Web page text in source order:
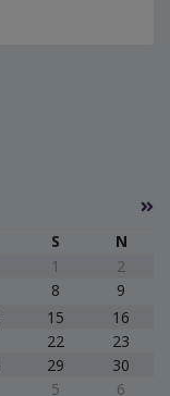
S
N
1
2
8
9
15
16
22
23
29
30
5 6